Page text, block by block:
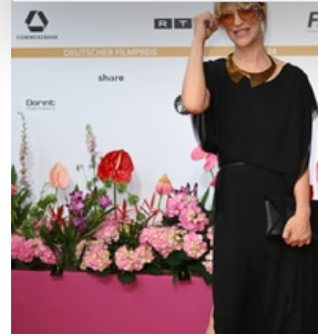
bestimmten Merkmalen
Erfahren Sie mehr darüber, wie Ihre
verarbeitet werden, und legen Sie
Abschnitt Einzelheiten
Wir verwenden Cookies, um Inhalte
personalisieren, Funktionen für
zu können und die Zugriffe auf
analysieren. Außerdem geben wir
Verwendung unserer Website an
soziale Medien, Werbung und
Partner führen diese Informationen